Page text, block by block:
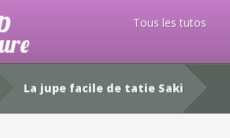
Tous les tutos
La jupe facile de tatie Saki